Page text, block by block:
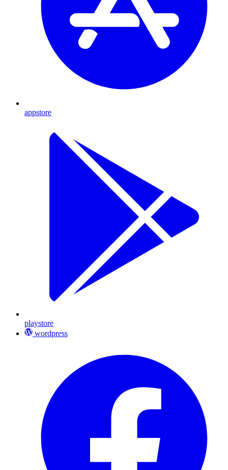
appstore
playstore
wordpress